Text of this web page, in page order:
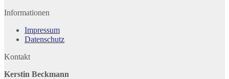
Informationen
Impressum
Datenschutz
Kontakt
Kerstin Beckmann